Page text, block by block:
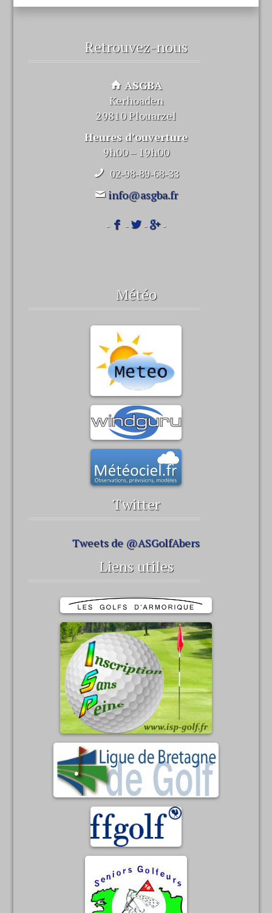
Retrouvez-nous
ASGBA
Kerhoaden
29810 Plouarzel
Heures d’ouverture
9h00 – 19h00
02-98-89-68-33
info@asgba.fr
- - - -
Météo
Twitter
Tweets de @ASGolfAbers
Liens utiles